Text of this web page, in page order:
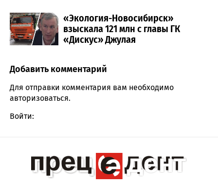
«Экология-Новосибирск»
взыскала 121 млн с главы ГК
«Дискус» Джулая
Comment section
Добавить комментарий
Для отправки комментария вам необходимо
авторизоваться.
Войти: